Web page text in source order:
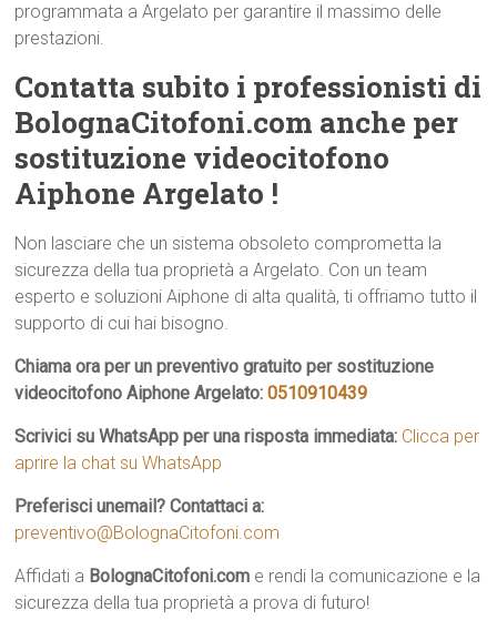
programmata a Argelato per garantire il massimo delle
prestazioni.
Contatta subito i professionisti di
BolognaCitofoni.com anche per
sostituzione videocitofono
Aiphone Argelato !
Non lasciare che un sistema obsoleto comprometta la
sicurezza della tua proprietà a Argelato. Con un team
esperto e soluzioni Aiphone di alta qualità, ti offriamo tutto il
supporto di cui hai bisogno.
Chiama ora per un preventivo gratuito per sostituzione
videocitofono Aiphone Argelato:0510910439
Scrivici su WhatsApp per una risposta immediata: Clicca per
aprire la chat su WhatsApp
Preferisci unemail? Contattaci a:
preventivo@BolognaCitofoni.com
Affidati a BolognaCitofoni.com e rendi la comunicazione e la
sicurezza della tua proprietà a prova di futuro!